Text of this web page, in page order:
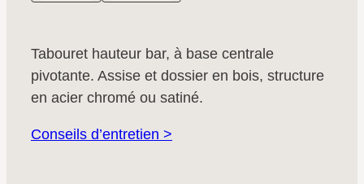
Tabouret hauteur bar, à base centrale
pivotante. Assise et dossier en bois, structure
en acier chromé ou satiné.
Conseils d’entretien >